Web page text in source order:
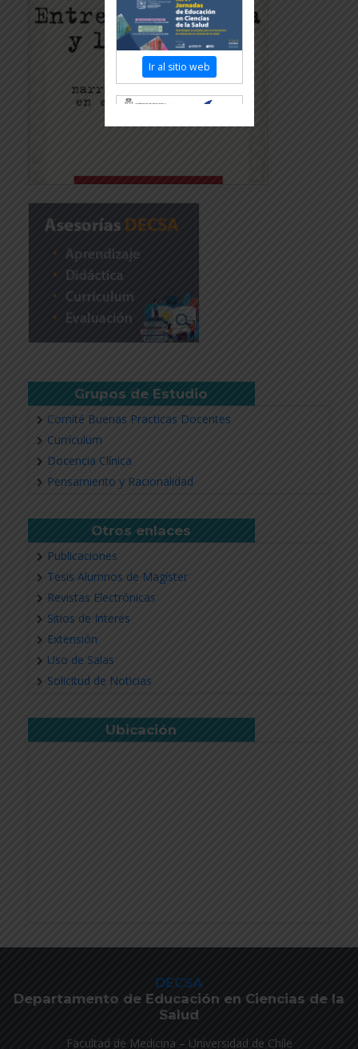
Grupos de Estudio
Comité Buenas Practicas Docentes
Currículum
Docencia Clínica
Pensamiento y Racionalidad
Otros enlaces
Publicaciones
Tesis Alumnos de Magíster
Revistas Electrónicas
Sitios de Interés
Extensión
Uso de Salas
Solicitud de Noticias
Ubicación
DECSA
Departamento de Educación en Ciencias de la
Salud
Facultad de Medicina – Universidad de Chile
Ir al sitio web
Revisar más información